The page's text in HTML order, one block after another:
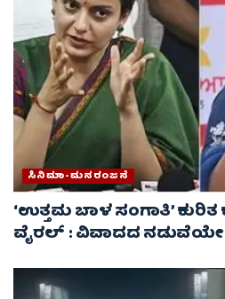
ಸಿನಿಮಾ-ಮನರಂಜನೆ
‘ಉತ್ತಮ ಬಾಳ ಸಂಗಾತಿ’
ವೈರಲ್ : ವಿವಾದದ ನಡುವೆಯೇ